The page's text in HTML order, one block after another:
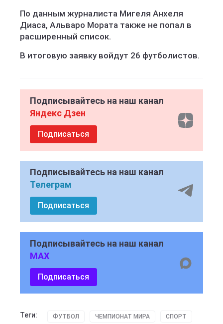
По данным журналиста Мигеля Анхеля
Диаса, Альваро Мората также не попал в
расширенный список.
В итоговую заявку войдут 26 футболистов.
Подписывайтесь на наш канал
Яндекс Дзен
Подписаться
Подписывайтесь на наш канал
Телеграм
Подписаться
Подписывайтесь на наш канал
MAX
Подписаться
Теги: ФУТБОЛ ЧЕМПИОНАТ МИРА СПОРТ